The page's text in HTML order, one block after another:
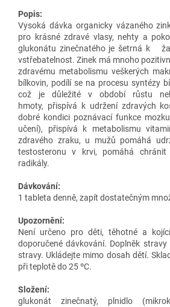
Popis:
Vysoká dávka organicky vázaného
pro krásné zdravé vlasy, nehty a
glukonátu zinečnatého je šetrná k
vstřebatelnost. Zinek má mnoho
zdravému metabolismu veškerých
bílkovin, podílí se na procesu syntézy
což je důležité v období růstu
hmoty, přispívá k udržení zdravých
dobré kondici poznávací funkce
učení), přispívá k metabolismu
zdravého zraku, u mužů pomáhá
testosteronu v krvi,
pomáhá
radikály.
Dávkování:
1 tableta denně, zapít dostatečným
Upozornění:
Není určeno pro děti, těhotné a
doporučené dávkování. Doplněk
stravy. Ukládejte mimo dosah dětí.
při teplotě do 25ºC.
Složení:
glukonát zinečnatý, plnidlo